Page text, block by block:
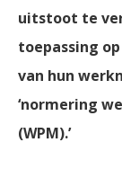
uitstoot te
toepassing
van hun
‘normering
(WPM).’